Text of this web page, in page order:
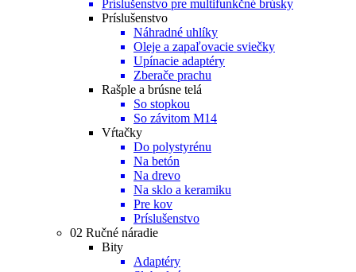
Príslušenstvo pre multifunkčné brúsky
Príslušenstvo
Náhradné uhlíky
Oleje a zapaľovacie sviečky
Upínacie adaptéry
Zberače prachu
Rašple a brúsne telá
So stopkou
So závitom M14
Vŕtačky
Do polystyrénu
Na betón
Na drevo
Na sklo a keramiku
Pre kov
Príslušenstvo
02 Ručné náradie
Bity
Adaptéry